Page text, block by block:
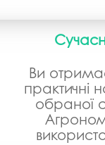
Ви
практичні
обраної